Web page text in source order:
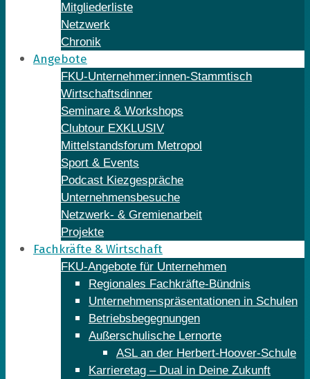
Mitgliederliste
Netzwerk
Chronik
Angebote
FKU-Unternehmer:innen-Stammtisch
Wirtschaftsdinner
Seminare & Workshops
Clubtour EXKLUSIV
Mittelstandsforum Metropol
Sport & Events
Podcast Kiezgespräche
Unternehmensbesuche
Netzwerk- & Gremienarbeit
Projekte
Fachkräfte & Wirtschaft
FKU-Angebote für Unternehmen
Regionales Fachkräfte-Bündnis
Unternehmenspräsentationen in Schulen
Betriebsbegegnungen
Außerschulische Lernorte
ASL an der Herbert-Hoover-Schule
Karrieretag – Dual in Deine Zukunft